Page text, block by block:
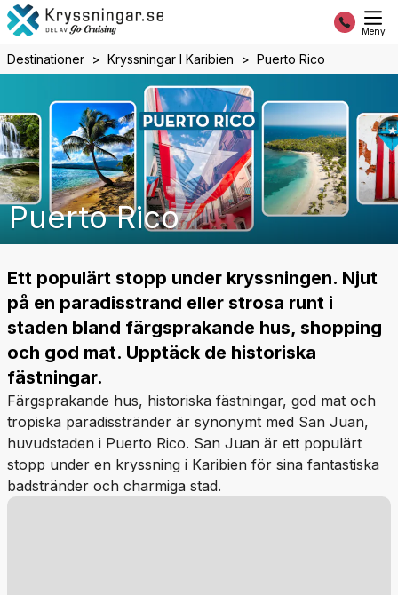
Meny
Destinationer Kryssningar I Karibien Puerto Rico
Puerto Rico
Ett populärt stopp under kryssningen. Njut
på en paradisstrand eller strosa runt i
staden bland färgsprakande hus, shopping
och god mat. Upptäck de historiska
fästningar.
Färgsprakande hus, historiska fästningar, god mat och
tropiska paradisstränder är synonymt med San Juan,
huvudstaden i Puerto Rico. San Juan är ett populärt
stopp under en kryssning i Karibien för sina fantastiska
badstränder och charmiga stad.